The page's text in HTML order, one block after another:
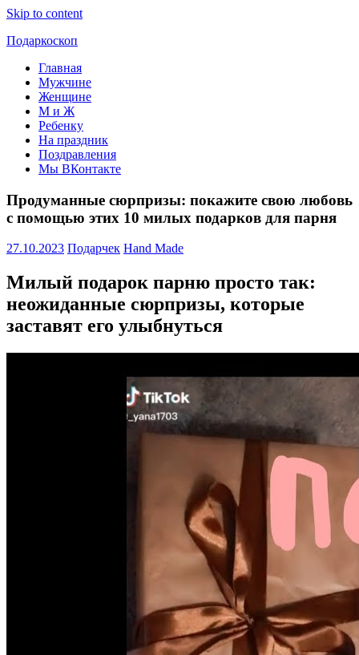
Skip to content
Подаркоскоп
Поможем
выбрать
подарить
Главная
Мужчине
Женщине
М и Ж
Ребенку
На праздник
Поздравления
Мы ВКонтакте
Продуманные сюрпризы: покажите свою любовь
с помощью этих 10 милых подарков для парня
27.10.2023 Подарчек Hand Made
Милый подарок парню просто так:
неожиданные сюрпризы, которые
заставят его улыбнуться